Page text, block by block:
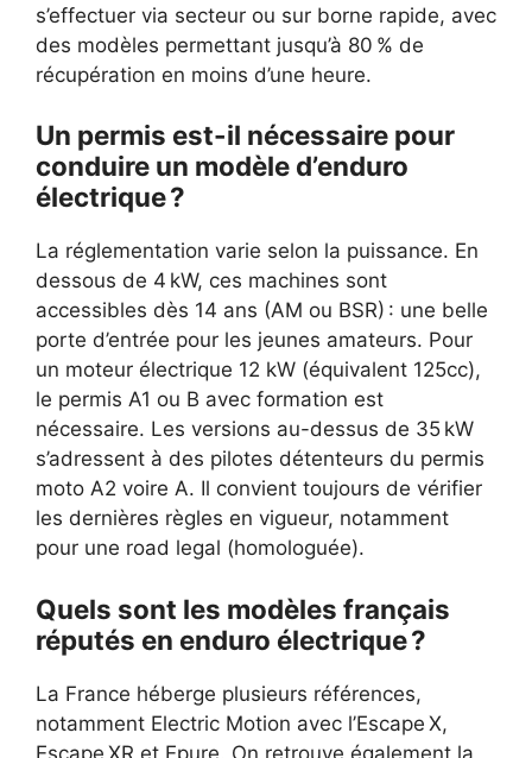
s’effectuer via secteur ou sur borne rapide, avec
des modèles permettant jusqu’à 80 % de
récupération en moins d’une heure.
Un permis est-il nécessaire pour
conduire un modèle d’enduro
électrique ?
La réglementation varie selon la puissance. En
dessous de 4 kW, ces machines sont
accessibles dès 14 ans (AM ou BSR) : une belle
porte d’entrée pour les jeunes amateurs. Pour
un moteur électrique 12 kW (équivalent 125cc),
le permis A1 ou B avec formation est
nécessaire. Les versions au-dessus de 35 kW
s’adressent à des pilotes détenteurs du permis
moto A2 voire A. Il convient toujours de vérifier
les dernières règles en vigueur, notamment
pour une road legal (homologuée).
Quels sont les modèles français
réputés en enduro électrique ?
La France héberge plusieurs références,
notamment Electric Motion avec l’Escape X,
Escape XR et Epure. On retrouve également la